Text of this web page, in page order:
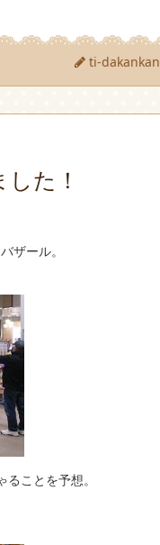
ti-dakankan
た！
ザール。
ことを予想。